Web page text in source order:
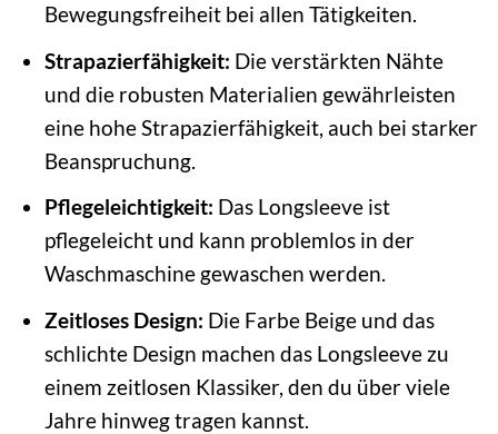
Bewegungsfreiheit bei allen Tätigkeiten.
Strapazierfähigkeit: Die verstärkten Nähte
und die robusten Materialien gewährleisten
eine hohe Strapazierfähigkeit, auch bei starker
Beanspruchung.
Pflegeleichtigkeit: Das Longsleeve ist
pflegeleicht und kann problemlos in der
Waschmaschine gewaschen werden.
Zeitloses Design: Die Farbe Beige und das
schlichte Design machen das Longsleeve zu
einem zeitlosen Klassiker, den du über viele
Jahre hinweg tragen kannst.